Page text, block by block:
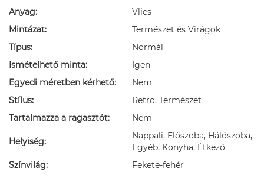
Anyag:
Vlies
Mintázat:
Természet és Virágok
Típus:
Normál
Ismételhető minta:
Igen
Egyedi méretben kérhető:
Nem
Stílus:
Retro, Természet
Tartalmazza a ragasztót:
Nem
Helyiség:
Nappali, Előszoba, Hálószoba,
Egyéb, Konyha, Étkező
Színvilág:
Fekete-fehér